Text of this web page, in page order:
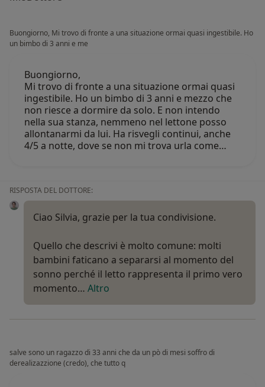
Buongiorno, Mi trovo di fronte a una situazione ormai quasi ingestibile. Ho
un bimbo di 3 anni e me
Buongiorno,
Mi trovo di fronte a una situazione ormai quasi
ingestibile. Ho un bimbo di 3 anni e mezzo che
non riesce a dormire da solo. E non intendo
nella sua stanza, nemmeno nel lettone posso
allontanarmi da lui. Ha risvegli continui, anche
4/5 a notte, dove se non mi trova urla come…
RISPOSTA DEL DOTTORE:
Ciao Silvia, grazie per la tua condivisione.
Quello che descrivi è molto comune: molti
bambini faticano a separarsi al momento del
sonno perché il letto rappresenta il primo vero
momento… Altro
salve sono un ragazzo di 33 anni che da un pò di mesi soffro di
derealizazzione (credo), che tutto q